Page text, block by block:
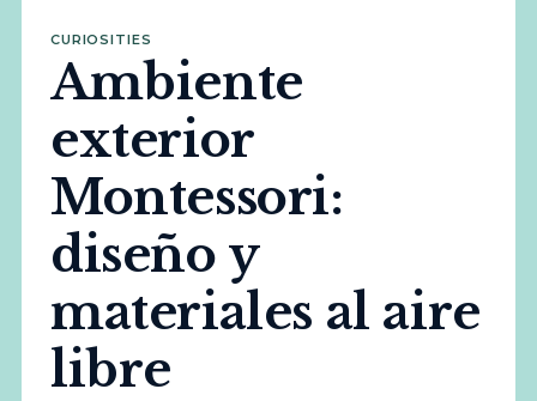
CURIOSITIES
Ambiente
exterior
Montessori:
diseño y
materiales al aire
libre